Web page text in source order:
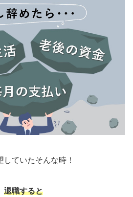
していたそんな時！
退職すると